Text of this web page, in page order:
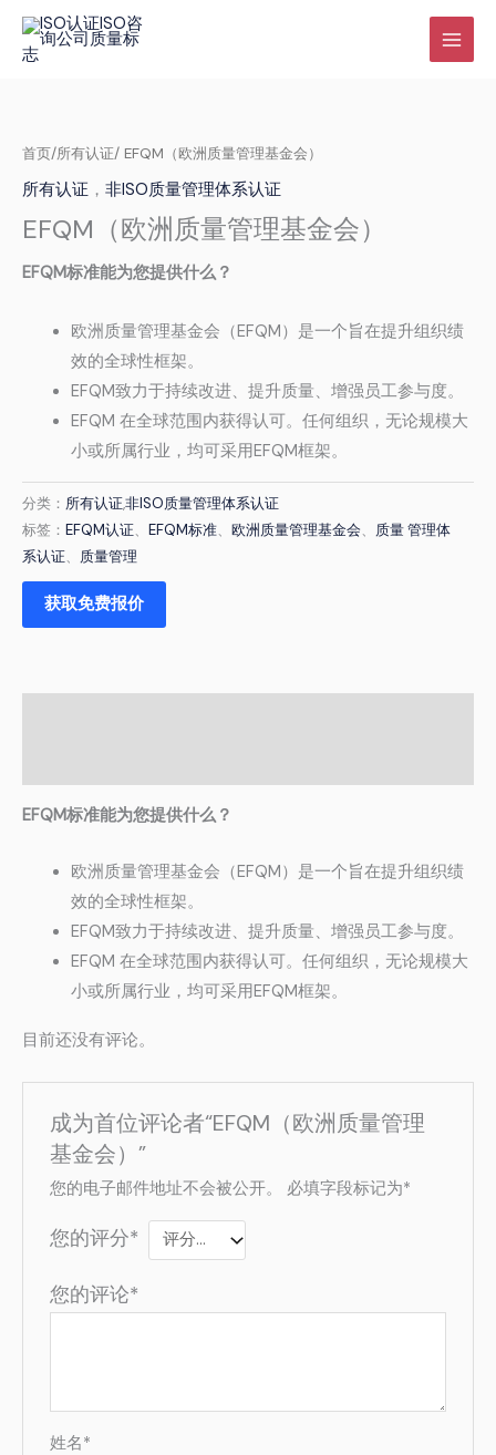
首页/所有认证/ EFQM（欧洲质量管理基金会）
所有认证 ， 非ISO质量管理体系认证
EFQM（欧洲质量管理基金会）
EFQM标准能为您提供什么？
欧洲质量管理基金会（EFQM）是一个旨在提升组织绩
效的全球性框架。
EFQM致力于持续改进、提升质量、增强员工参与度。
EFQM 在全球范围内获得认可。任何组织，无论规模大
小或所属行业，均可采用EFQM框架。
分类： 所有认证,非ISO质量管理体系认证
标签： EFQM认证、 EFQM标准、 欧洲质量管理基金会、 质量管理体
系认证、 质量管理
获取免费报价
EFQM标准能为您提供什么？
欧洲质量管理基金会（EFQM）是一个旨在提升组织绩
效的全球性框架。
EFQM致力于持续改进、提升质量、增强员工参与度。
EFQM 在全球范围内获得认可。任何组织，无论规模大
小或所属行业，均可采用EFQM框架。
目前还没有评论。
成为首位评论者“EFQM（欧洲质量管理
基金会）”
您的电子邮件地址不会被公开。 必填字段标记为*
您的评分*
您的评论*
姓名*